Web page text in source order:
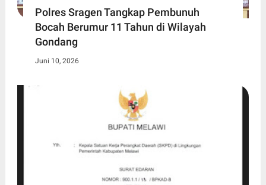
Polres Sragen Tangkap Pembunuh
Bocah Berumur 11 Tahun di Wilayah
Gondang
Juni 10, 2026